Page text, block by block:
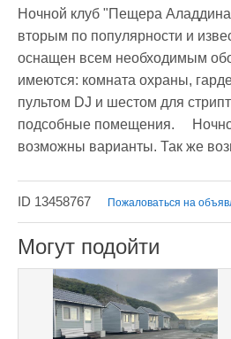
Ночной клуб "Пещера
вторым по популярности и
оснащен всем необходимым
имеются: комната охраны,
пультом DJ и шестом для
подсобные помещения.
возможны варианты. Так же
ID 13458767 Пожаловаться на
Могут подойти